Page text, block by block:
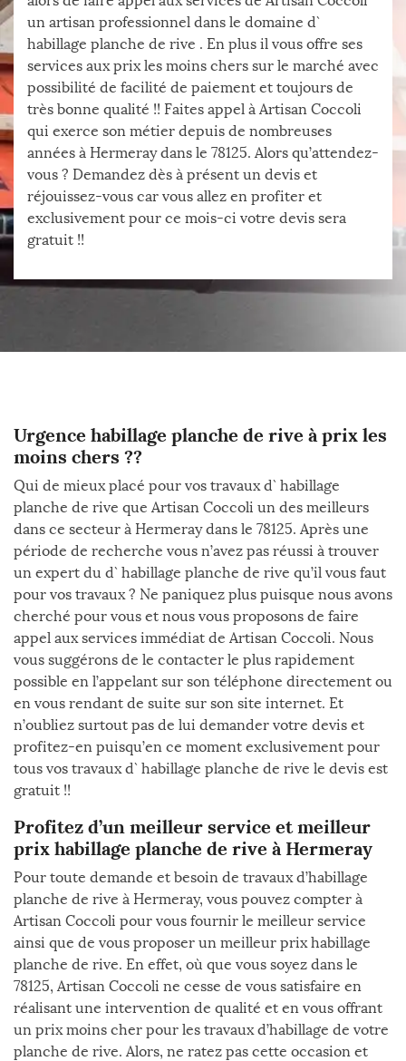
un artisan professionnel dans le domaine d`
habillage planche de rive . En plus il vous offre ses
services aux prix les moins chers sur le marché avec
possibilité de facilité de paiement et toujours de
très bonne qualité !! Faites appel à Artisan Coccoli
qui exerce son métier depuis de nombreuses
années à Hermeray dans le 78125. Alors qu’attendez-
vous ? Demandez dès à présent un devis et
réjouissez-vous car vous allez en profiter et
exclusivement pour ce mois-ci votre devis sera
gratuit !!
Urgence habillage planche de rive à prix les
moins chers ??
Qui de mieux placé pour vos travaux d` habillage
planche de rive que Artisan Coccoli un des meilleurs
dans ce secteur à Hermeray dans le 78125. Après une
période de recherche vous n’avez pas réussi à trouver
un expert du d` habillage planche de rive qu’il vous faut
pour vos travaux ? Ne paniquez plus puisque nous avons
cherché pour vous et nous vous proposons de faire
appel aux services immédiat de Artisan Coccoli. Nous
vous suggérons de le contacter le plus rapidement
possible en l’appelant sur son téléphone directement ou
en vous rendant de suite sur son site internet. Et
n’oubliez surtout pas de lui demander votre devis et
profitez-en puisqu’en ce moment exclusivement pour
tous vos travaux d` habillage planche de rive le devis est
gratuit !!
Profitez d’un meilleur service et meilleur
prix habillage planche de rive à Hermeray
Pour toute demande et besoin de travaux d’habillage
planche de rive à Hermeray, vous pouvez compter à
Artisan Coccoli pour vous fournir le meilleur service
ainsi que de vous proposer un meilleur prix habillage
planche de rive. En effet, où que vous soyez dans le
78125, Artisan Coccoli ne cesse de vous satisfaire en
réalisant une intervention de qualité et en vous offrant
un prix moins cher pour les travaux d’habillage de votre
planche de rive. Alors, ne ratez pas cette occasion et